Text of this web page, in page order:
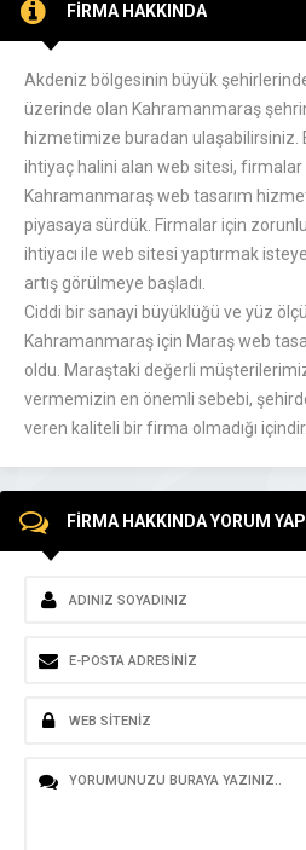
FİRMA HAKKINDA
Akdeniz bölgesinin büyük
üzerinde olan Kahramanmaraş
hizmetimize buradan ulaşabilirsiniz.
ihtiyaç halini alan web sitesi, firmalar
Kahramanmaraş web tasarım
piyasaya sürdük. Firmalar için
ihtiyacı ile web sitesi yaptırmak
artış görülmeye başladı.
Ciddi bir sanayi büyüklüğü ve yüz
Kahramanmaraş için Maraş web
oldu. Maraştaki değerli
vermemizin en önemli sebebi,
veren kaliteli bir firma olmadığı içindir.
FİRMA HAKKINDA YORUM YAP